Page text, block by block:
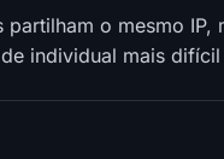
partilham o mesmo
individual mais